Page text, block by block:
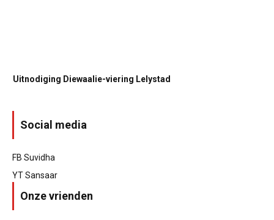
Uitnodiging Diewaalie-viering Lelystad
Social media
FB Suvidha
YT Sansaar
Onze vrienden